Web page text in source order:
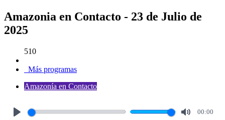
Amazonia en Contacto - 23 de Julio de
2025
510
Más programas
Amazonía en Contacto
00:00